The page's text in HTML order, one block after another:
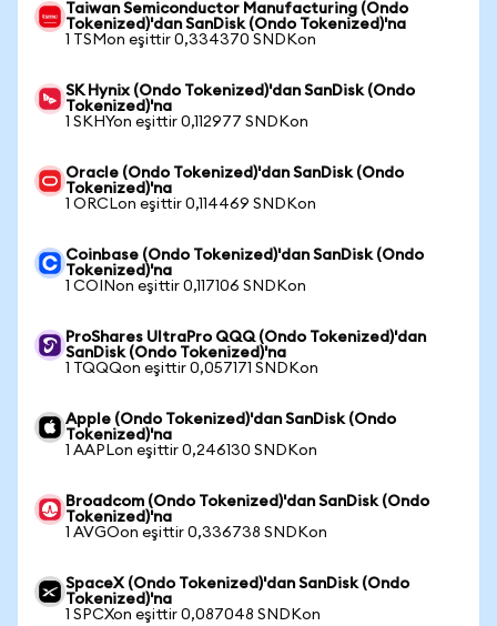
Taiwan Semiconductor Manufacturing (Ondo
Tokenized)'dan SanDisk (Ondo Tokenized)'na
1 TSMon eşittir 0,334370 SNDKon
SK Hynix (Ondo Tokenized)'dan SanDisk (Ondo
Tokenized)'na
1 SKHYon eşittir 0,112977 SNDKon
Oracle (Ondo Tokenized)'dan SanDisk (Ondo
Tokenized)'na
1 ORCLon eşittir 0,114469 SNDKon
Coinbase (Ondo Tokenized)'dan SanDisk (Ondo
Tokenized)'na
1 COINon eşittir 0,117106 SNDKon
ProShares UltraPro QQQ (Ondo Tokenized)'dan
SanDisk (Ondo Tokenized)'na
1 TQQQon eşittir 0,057171 SNDKon
Apple (Ondo Tokenized)'dan SanDisk (Ondo
Tokenized)'na
1 AAPLon eşittir 0,246130 SNDKon
Broadcom (Ondo Tokenized)'dan SanDisk (Ondo
Tokenized)'na
1 AVGOon eşittir 0,336738 SNDKon
SpaceX (Ondo Tokenized)'dan SanDisk (Ondo
Tokenized)'na
1 SPCXon eşittir 0,087048 SNDKon